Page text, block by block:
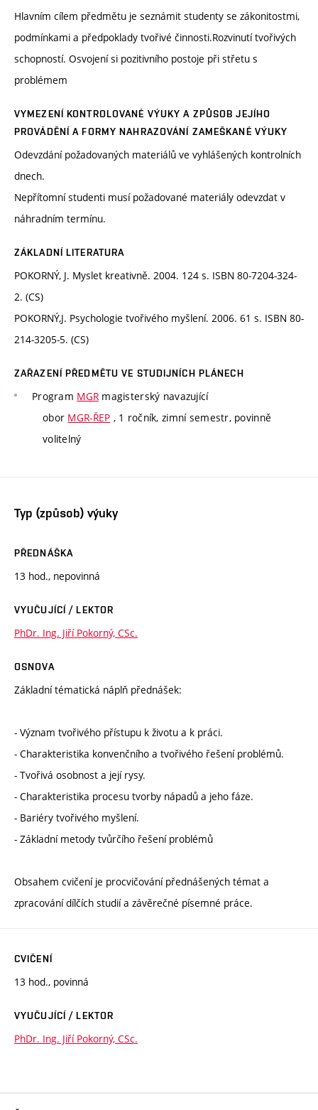
Hlavním cílem předmětu je seznámit studenty se zákonitostmi,
podmínkami a předpoklady tvořivé činnosti.Rozvinutí tvořivých
schopností. Osvojení si pozitivního postoje při střetu s
problémem
VYMEZENÍ KONTROLOVANÉ VÝUKY A ZPŮSOB JEJÍHO
PROVÁDĚNÍ A FORMY NAHRAZOVÁNÍ ZAMEŠKANÉ VÝUKY
Odevzdání požadovaných materiálů ve vyhlášených kontrolních
dnech.
Nepřítomní studenti musí požadované materiály odevzdat v
náhradním termínu.
ZÁKLADNÍ LITERATURA
POKORNÝ, J. Myslet kreativně. 2004. 124 s. ISBN 80-7204-324-
2. (CS)
POKORNÝ,J. Psychologie tvořivého myšlení. 2006. 61 s. ISBN 80-
214-3205-5. (CS)
ZAŘAZENÍ PŘEDMĚTU VE STUDIJNÍCH PLÁNECH
Program MGR magisterský navazující
obor MGR-ŘEP , 1 ročník, zimní semestr, povinně
volitelný
Typ (způsob) výuky
PŘEDNÁŠKA
13 hod., nepovinná
VYUČUJÍCÍ / LEKTOR
PhDr. Ing. Jiří Pokorný, CSc.
OSNOVA
Základní tématická náplň přednášek:
- Význam tvořivého přístupu k životu a k práci.
- Charakteristika konvenčního a tvořivého řešení problémů.
- Tvořivá osobnost a její rysy.
- Charakteristika procesu tvorby nápadů a jeho fáze.
- Bariéry tvořivého myšlení.
- Základní metody tvůrčího řešení problémů
Obsahem cvičení je procvičování přednášených témat a
zpracování dílčích studií a závěrečné písemné práce.
CVIČENÍ
13 hod., povinná
VYUČUJÍCÍ / LEKTOR
PhDr. Ing. Jiří Pokorný, CSc.